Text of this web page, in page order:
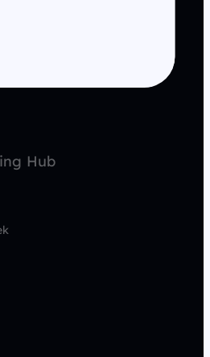
Hub